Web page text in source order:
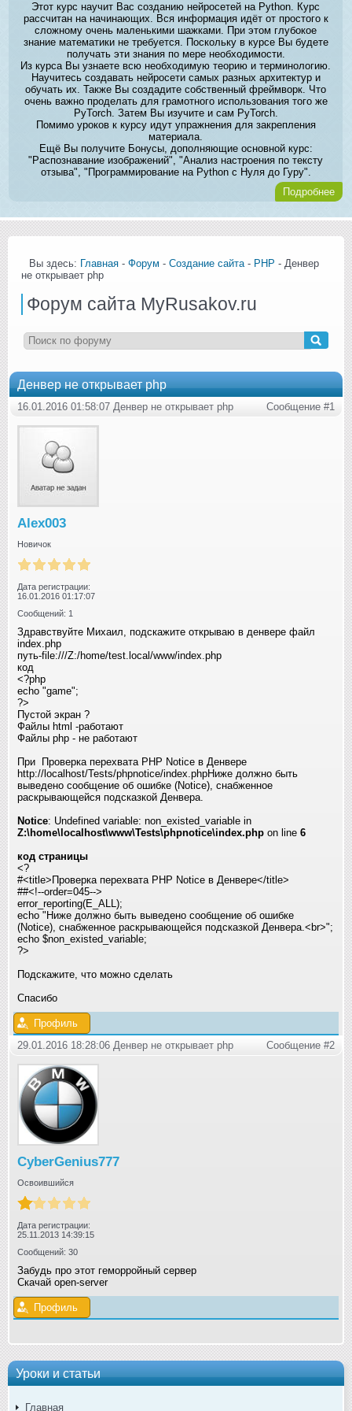
Этот курс научит Вас созданию нейросетей на Python. Курс
рассчитан на начинающих. Вся информация идёт от простого к
сложному очень маленькими шажками. При этом глубокое
знание математики не требуется. Поскольку в курсе Вы будете
получать эти знания по мере необходимости.
Из курса Вы узнаете всю необходимую теорию и терминологию.
Научитесь создавать нейросети самых разных архитектур и
обучать их. Также Вы создадите собственный фреймворк. Что
очень важно проделать для грамотного использования того же
PyTorch. Затем Вы изучите и сам PyTorch.
Помимо уроков к курсу идут упражнения для закрепления
материала.
Ещё Вы получите Бонусы, дополняющие основной курс:
"Распознавание изображений", "Анализ настроения по тексту
отзыва", "Программирование на Python с Нуля до Гуру".
Подробнее
Уроки и статьи
Главная
Вы здесь: Главная - Форум - Создание сайта- PHP - Денвер
не открывает php
Форум сайта MyRusakov.ru
Денвер не открывает php
16.01.2016 01:58:07 Денвер не открывает php Сообщение #1
Alex003
Новичок
Дата регистрации:
16.01.2016 01:17:07
Сообщений: 1
Здравствуйте Михаил, подскажите открываю в денвере файл
index.php
путь-file:///Z:/home/test.local/www/index.php
код
<?php
echo "game";
?>
Пустой экран ?
Файлы html -работают
Файлы php - не работают
При Проверка перехвата PHP Notice в Денвере
http://localhost/Tests/phpnotice/index.phpНиже должно быть
выведено сообщение об ошибке (Notice), снабженное
раскрывающейся подсказкой Денвера.
Notice: Undefined variable: non_existed_variable in
Z:\home\localhost\www\Tests\phpnotice\index.php on line 6
код страницы
<?
#<title>Проверка перехвата PHP Notice в Денвере</title>
##<!--order=045-->
error_reporting(E_ALL);
echo "Ниже должно быть выведено сообщение об ошибке
(Notice), снабженное раскрывающейся подсказкой Денвера.<br>";
echo $non_existed_variable;
?>
Подскажите, что можно сделать
Спасибо
Профиль
29.01.2016 18:28:06 Денвер не открывает php
Сообщение #2
CyberGenius777
Освоившийся
Дата регистрации:
25.11.2013 14:39:15
Сообщений: 30
Забудь про этот геморройный сервер
Скачай open-server
Профиль